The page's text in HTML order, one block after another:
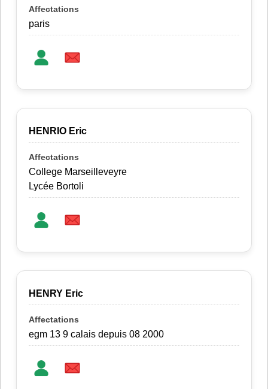
paris
HENRIO Eric
College Marseilleveyre
Lycée Bortoli
HENRY Eric
egm 13 9 calais depuis 08 2000